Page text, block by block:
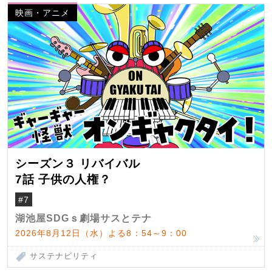
映画・アニメ
シーズン３ リバイバル
7話 子供の人権？
#7
湖池屋SDGｓ劇場サスとテナ
2026年8月12日（水）よる8：54～9：00
サステナビリティ